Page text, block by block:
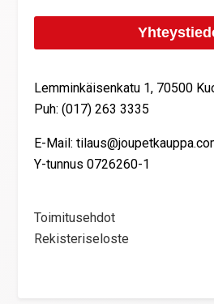
Lemminkäisenkatu 1, 70500
Puh: (017) 263 3335
E-Mail:
Y-tunnus 0726260-1
Toimitusehdot
Rekisteriseloste